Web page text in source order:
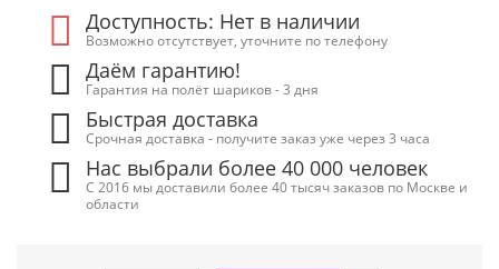
Доступность: Нет в наличии
Возможно отсутствует, уточните по телефону
Даём гарантию!
Гарантия на полёт шариков - 3 дня
Быстрая доставка
Срочная доставка - получите заказ уже через 3 часа
Нас выбрали более 40 000 человек
С 2016 мы доставили более 40 тысяч заказов по Москве и
области